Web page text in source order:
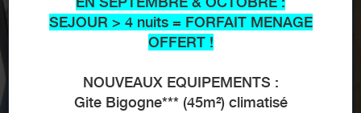
SEJOUR > 4 nuits = FORFAIT MENAGE
OFFERT !
NOUVEAUX EQUIPEMENTS :
Gite Bigogne*** (45m²) climatisé